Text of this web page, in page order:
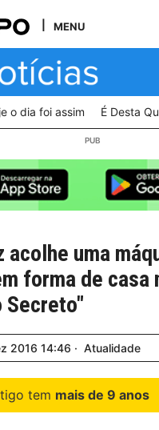
MENU
o dia foi assim É Desta
acolhe uma
forma de casa
Secreto"
2016 14:46 Atualidade
tem mais de 9 anos